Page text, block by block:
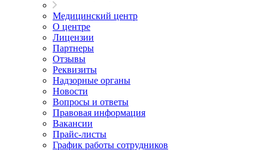
Медицинский центр
О центре
Лицензии
Партнеры
Отзывы
Реквизиты
Надзорные органы
Новости
Вопросы и ответы
Правовая информация
Вакансии
Прайс-листы
График работы сотрудников